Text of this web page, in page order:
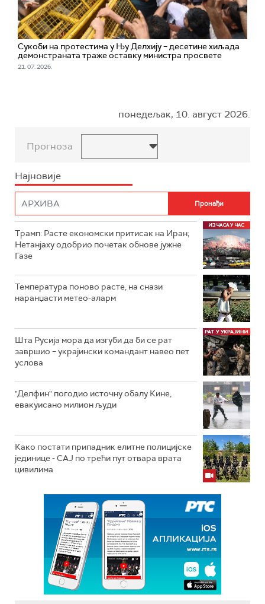
Сукоби на протестима у Њу Делхију – десетине хиљада
демонстраната траже оставку министра просвете
21. 07. 2026.
понедељак, 10. август 2026.
Прогноза
Најновије
Трамп: Расте економски притисак на Иран;
Нетанјаху одобрио почетак обнове јужне
Газе
Температура поново расте, на снази
наранџасти метео-аларм
Шта Русија мора да изгуби да би се рат
завршио – украјински командант навео пет
услова
"Делфин" погодио источну обалу Кине,
евакуисано милион људи
Како постати припадник елитне полицијске
јединице - СAJ по трећи пут отвара врата
цивилима